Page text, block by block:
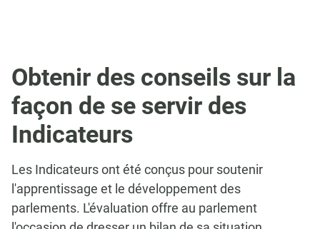
Obtenir des conseils sur la
façon de se servir des
Indicateurs
Les Indicateurs ont été conçus pour soutenir
l'apprentissage et le développement des
parlements. L'évaluation offre au parlement